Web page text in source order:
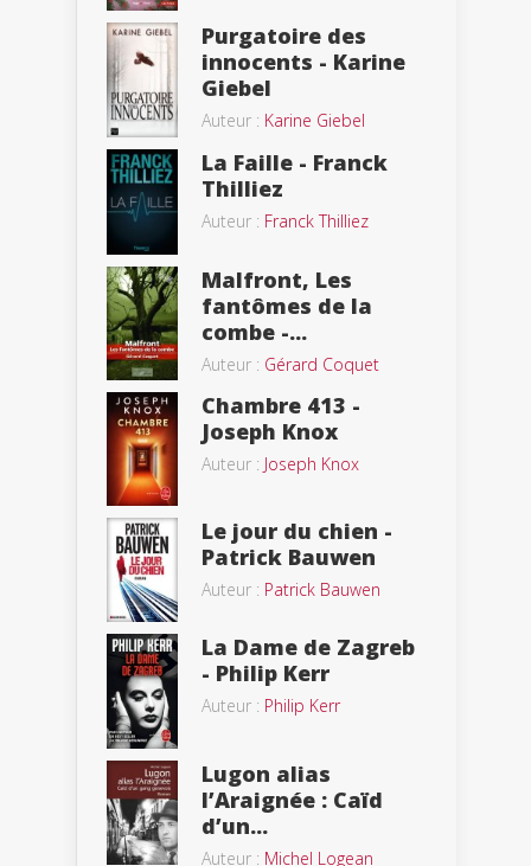
Purgatoire des
innocents - Karine
Giebel
Auteur : Karine Giebel
La Faille - Franck
Thilliez
Auteur : Franck Thilliez
Malfront, Les
fantômes de la
combe -...
Auteur : Gérard Coquet
Chambre 413 -
Joseph Knox
Auteur : Joseph Knox
Le jour du chien -
Patrick Bauwen
Auteur : Patrick Bauwen
La Dame de Zagreb
- Philip Kerr
Auteur : Philip Kerr
Lugon alias
l’Araignée : Caïd
d’un...
Auteur : Michel Logean